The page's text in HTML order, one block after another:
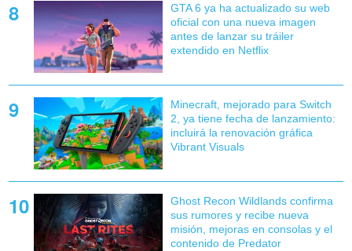
GTA 6 ya ha actualizado su web
oficial con una nueva imagen
antes de lanzar su tráiler
extendido en Netflix
Minecraft, mejorado para Switch
2, ya tiene fecha de lanzamiento:
incluirá la renovación gráfica
Vibrant Visuals
Ghost Recon Wildlands confirma
sus rumores y recibe nueva
misión, mejoras en consolas y el
contenido de Predator